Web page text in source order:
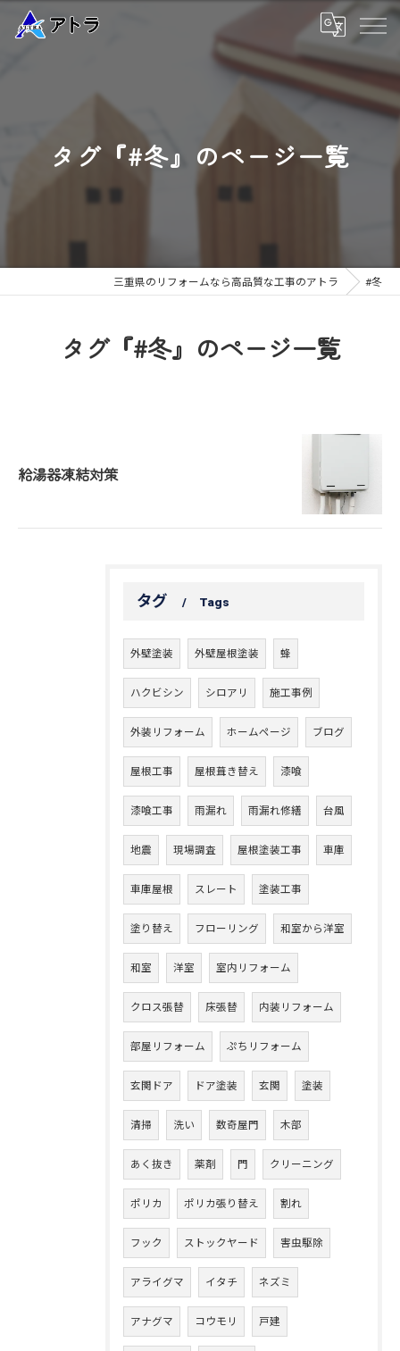
タグ『#冬』のページ一覧
三重県のリフォームなら高品質な工事のアトラ #冬
タグ『#冬』のページ一覧
給湯器凍結対策
タグ Tags
外壁塗装 外壁屋根塗装 蜂
ハクビシン シロアリ 施工事例
外装リフォーム ホームページ ブログ
屋根工事 屋根葺き替え 漆喰
漆喰工事 雨漏れ 雨漏れ修繕 台風
地震 現場調査 屋根塗装工事 車庫
車庫屋根 スレート 塗装工事
塗り替え フローリング 和室から洋室
和室 洋室 室内リフォーム
クロス張替 床張替 内装リフォーム
部屋リフォーム ぷちリフォーム
玄関ドア ドア塗装 玄関 塗装
清掃 洗い 数奇屋門 木部
あく抜き 薬剤 門 クリーニング
ポリカ ポリカ張り替え 割れ
フック ストックヤード 害虫駆除
アライグマ イタチ ネズミ
アナグマ コウモリ 戸建